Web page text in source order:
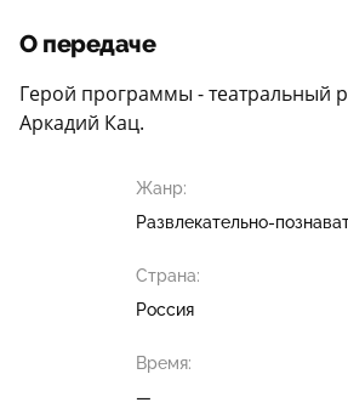
О передаче
Герой программы - театральный
Аркадий Кац.
Жанр:
Развлекательно-
Страна:
Россия
Время:
—